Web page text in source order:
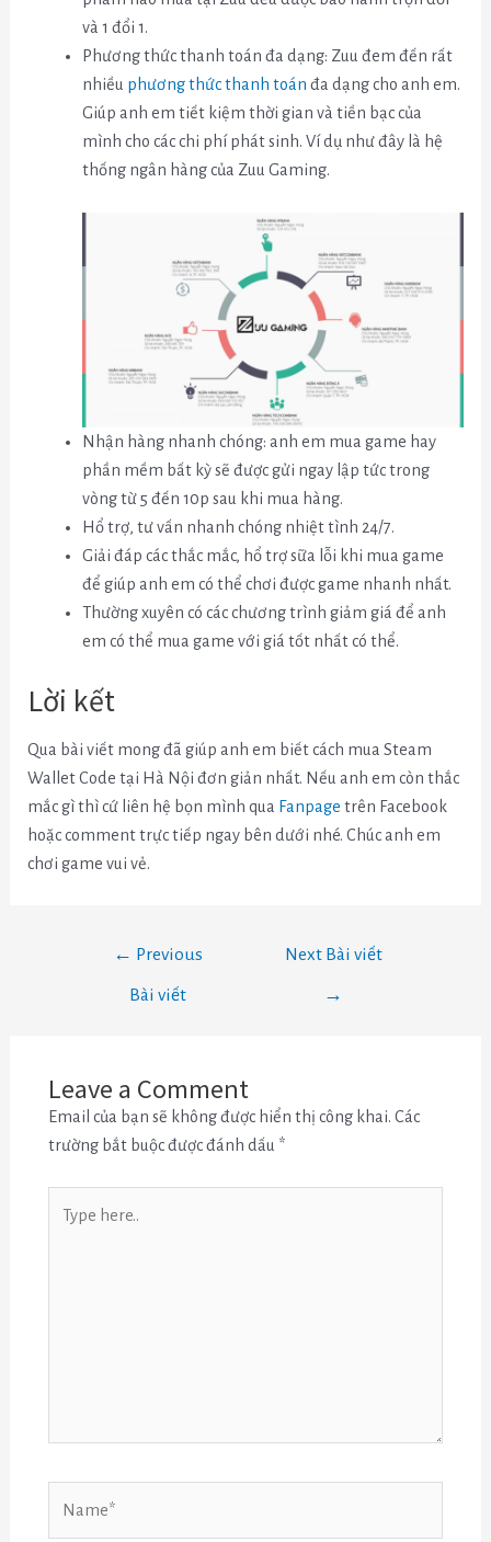
và 1 đổi 1.
Phương thức thanh toán đa dạng: Zuu đem đến rất
nhiều phương thức thanh toán đa dạng cho anh em.
Giúp anh em tiết kiệm thời gian và tiền bạc của
mình cho các chi phí phát sinh. Ví dụ như đây là hệ
thống ngân hàng của Zuu Gaming.
Nhận hàng nhanh chóng: anh em mua game hay
phần mềm bất kỳ sẽ được gửi ngay lập tức trong
vòng từ 5 đến 10p sau khi mua hàng.
Hổ trợ, tư vấn nhanh chóng nhiệt tình 24/7.
Giải đáp các thắc mắc, hổ trợ sữa lỗi khi mua game
để giúp anh em có thể chơi được game nhanh nhất.
Thường xuyên có các chương trình giảm giá để anh
em có thể mua game với giá tốt nhất có thể.
Lời kết
Qua bài viết mong đã giúp anh em biết cách mua Steam
Wallet Code tại Hà Nội đơn giản nhất. Nếu anh em còn thắc
mắc gì thì cứ liên hệ bọn mình qua Fanpage trên Facebook
hoặc comment trực tiếp ngay bên dưới nhé. Chúc anh em
chơi game vui vẻ.
← Previous
Bài viết
Next Bài viết
→
Leave a Comment
Email của bạn sẽ không được hiển thị công khai. Các
trường bắt buộc được đánh dấu *
here..